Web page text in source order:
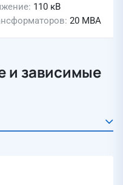
110 кВ
20 МВА
и зависимые